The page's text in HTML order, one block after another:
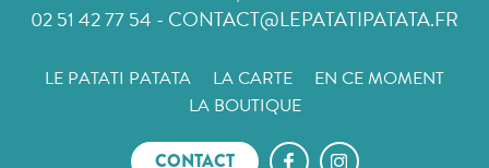
02 51 42 77 54 - CONTACT@LEPATATIPATATA.FR
LE PATATI PATATA LA CARTE
EN CE MOMENT
LA BOUTIQUE
CONTACT